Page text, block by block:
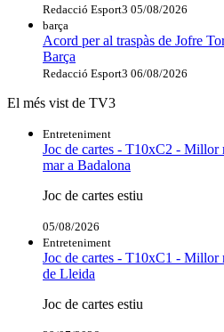
Redacció Esport3 05/08/2026
barça
Acord per al traspàs de Jofre
Barça
Redacció Esport3 06/08/2026
El més vist de TV3
Entreteniment
Joc de cartes - T10xC2 - Millor
mar a Badalona
Joc de cartes estiu
05/08/2026
Entreteniment
Joc de cartes - T10xC1 - Millor
de Lleida
Joc de cartes estiu